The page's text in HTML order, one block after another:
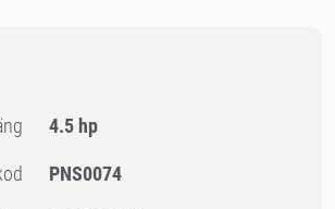
4.5 hp
PNS0074